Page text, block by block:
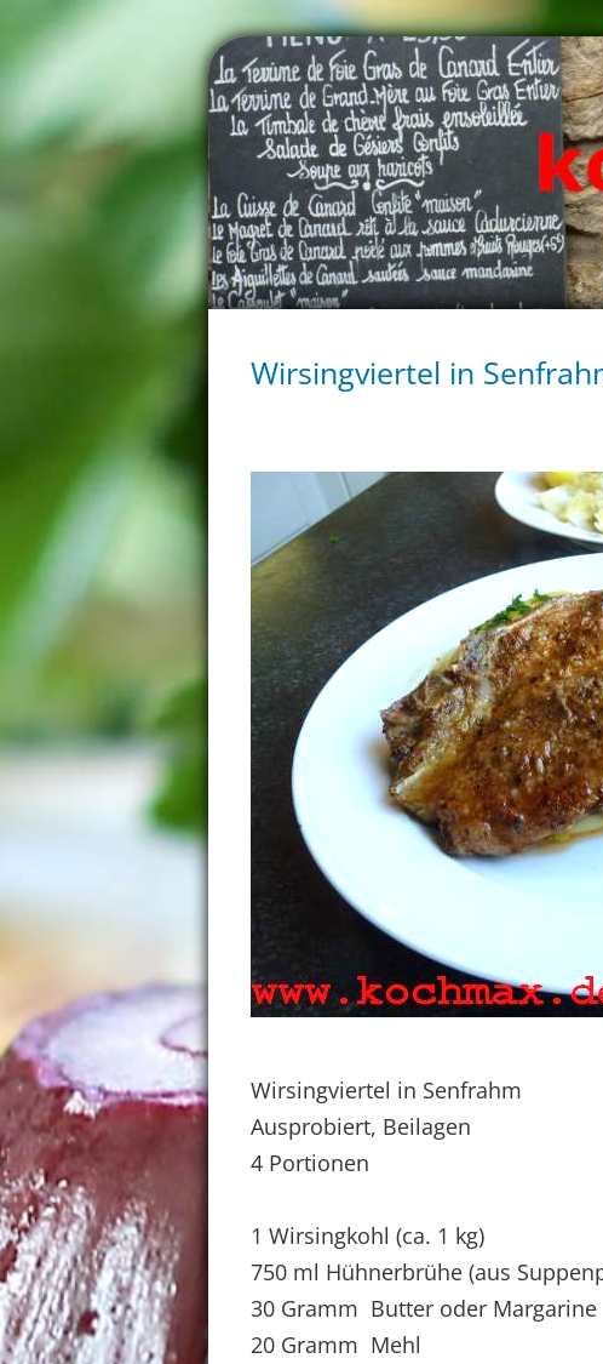
Wirsingviertel in
Wirsingviertel in Senfrahm
Ausprobiert, Beilagen
4 Portionen
1 Wirsingkohl (ca. 1 kg)
750 ml Hühnerbrühe (aus
30 Gramm Butter oder Margarine
20 Gramm Mehl